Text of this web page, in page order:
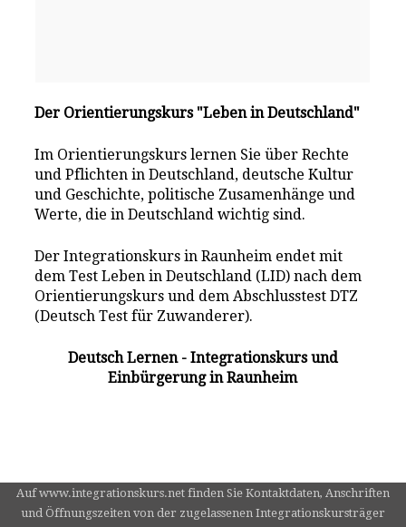
Der Orientierungskurs "Leben in Deutschland"
Im Orientierungskurs lernen Sie über Rechte
und Pflichten in Deutschland, deutsche Kultur
und Geschichte, politische Zusamenhänge und
Werte, die in Deutschland wichtig sind.
Der Integrationskurs in Raunheim endet mit
dem Test Leben in Deutschland (LID) nach dem
Orientierungskurs und dem Abschlusstest DTZ
(Deutsch Test für Zuwanderer).
Deutsch Lernen - Integrationskurs und
Einbürgerung in Raunheim
Auf www.integrationskurs.net finden Sie Kontaktdaten, Anschriften
und Öffnungszeiten von der zugelassenen Integrationskursträger